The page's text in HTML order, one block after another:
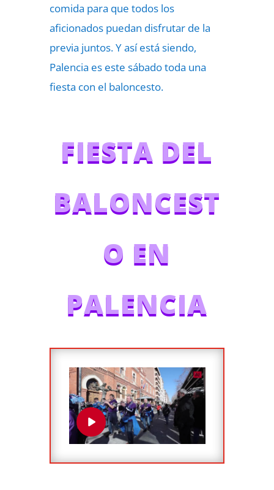
comida para que todos los
aficionados puedan disfrutar de la
previa juntos. Y así está siendo,
Palencia es este sábado toda una
fiesta con el baloncesto.
FIESTA DEL
BALONCEST
O EN
PALENCIA